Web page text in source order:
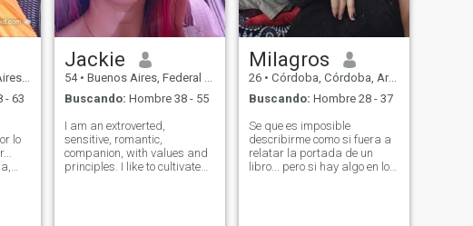
- 63
lo
Jackie
54 • Buenos Aires, Federal District, Argentina
Buscando: Hombre 38 - 55
I am an extroverted,
sensitive, romantic,
companion, with values ​​and
principles. I like to cultivate
Milagros
26 • Córdoba, Córdoba, Argentina
Buscando: Hombre 28 - 37
Se que es imposible
describirme como si fuera a
relatar la portada de un
libro... pero si hay algo en lo